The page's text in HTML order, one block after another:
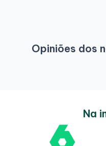
Opiniões dos
Na